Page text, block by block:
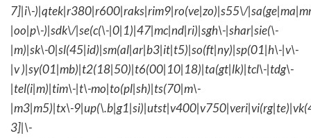
7]|i\-)|qtek|r380|r600|raks|rim9|ro(ve|zo)|s55\/
|oo|p\-)|sdk\/|se(c(\-|0|1)|47|mc|nd|ri)|sgh\-|shar|sie(\-
|m)|sk\-0|sl(45|id)|sm(al|ar|b3|it|t5)|so(ft|ny)|sp(01|h\-|v\-
|v )|sy(01|mb)|t2(18|50)|t6(00|10|18)|ta(gt|lk)|tcl\-|tdg\-
|tel(i|m)|tim\-|t\-mo|to(pl|sh)|ts(70|m\-
|m3|m5)|tx\-
3]|\-